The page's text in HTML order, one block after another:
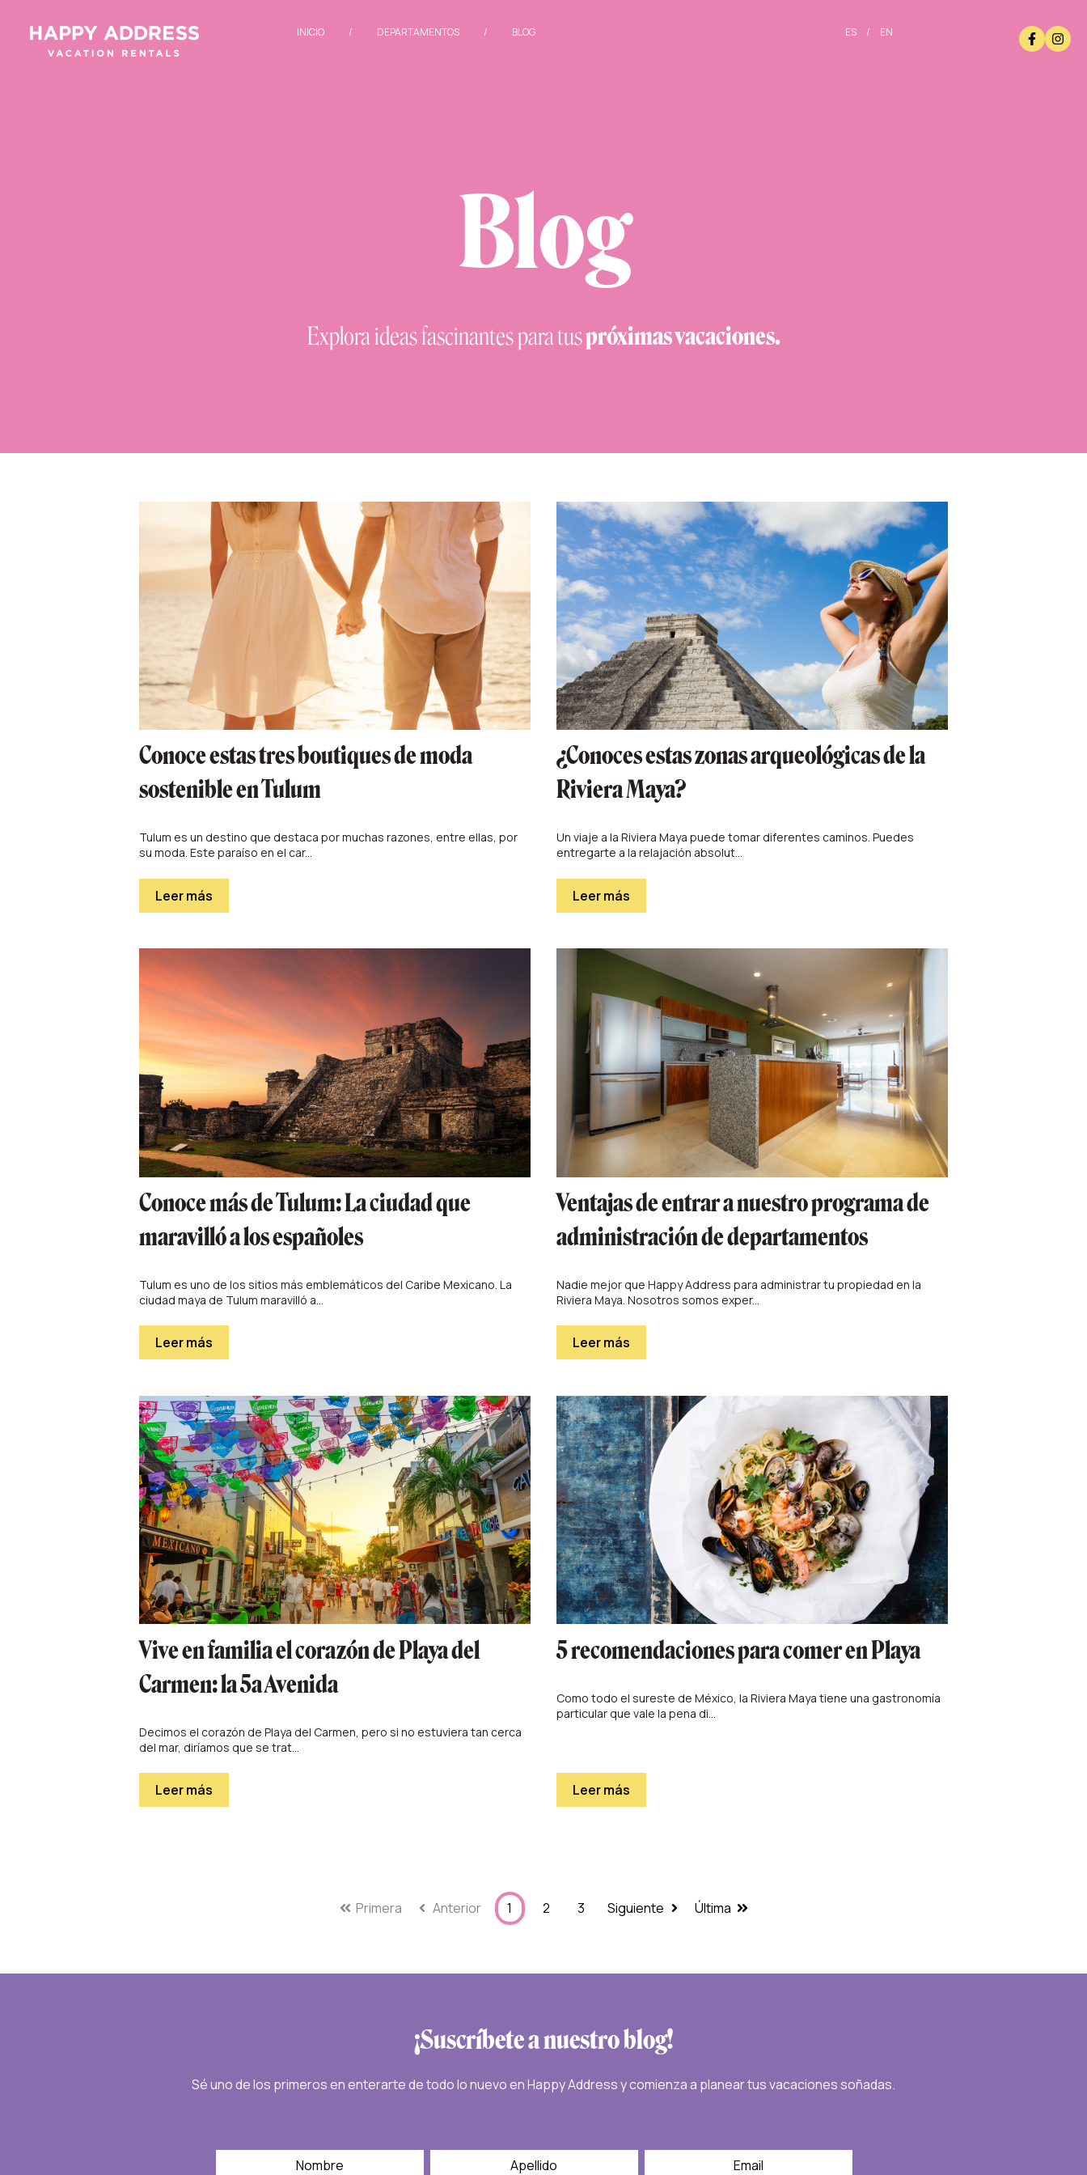
INICIO / DEPARTAMENTOS / BLOG ES / EN
Blog
Explora ideas fascinantes paratuspróximas vacaciones.
Conoce estas tres boutiques de moda
sostenible en Tulum
Tulum es un destino que destaca por muchas razones, entre ellas, por
su moda. Este paraíso en el car...
Leer más
¿Conoces estas zonas arqueológicas de la
Riviera Maya?
Un viaje a la Riviera Maya puede tomar diferentes caminos. Puedes
entregarte a la relajación absolut...
Leer más
Conoce más de Tulum: La ciudad que
maravilló a los españoles
Tulum es uno de los sitios más emblemáticos del Caribe Mexicano. La
ciudad maya de Tulum maravilló a...
Leer más
Ventajas de entrar a nuestro programa de
administración de departamentos
Nadie mejor que Happy Address para administrar tu propiedad en la
Riviera Maya. Nosotros somos exper...
Leer más
Vive en familia el corazón de Playa del
Carmen: la 5a Avenida
Decimos el corazón de Playa del Carmen, pero si no estuviera tan cerca
del mar, diríamos que se trat...
Leer más
5 recomendaciones para comer en Playa
Como todo el sureste de México, la Riviera Maya tiene una gastronomía
particular que vale la pena di...
Leer más
Primera Anterior 1 2 3 Siguiente Última
¡Suscríbete a nuestro blog!
Sé uno de los primeros en enterarte de todo lo nuevo en Happy Address y comienza a planear tus vacaciones soñadas.